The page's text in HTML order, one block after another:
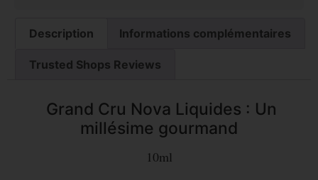
Description Informations complémentaires
Trusted Shops Reviews
Grand Cru Nova Liquides : Un
millésime gourmand
10ml